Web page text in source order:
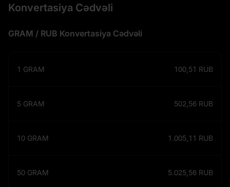
Konvertasiya Cədvəli
GRAM / RUB Konvertasiya Cədvəli
1 GRAM 100,51 RUB
5 GRAM 502,56 RUB
10 GRAM 1.005,11 RUB
50 GRAM 5.025,56 RUB